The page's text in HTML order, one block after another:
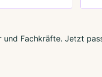
Fachkräfte. Jetzt